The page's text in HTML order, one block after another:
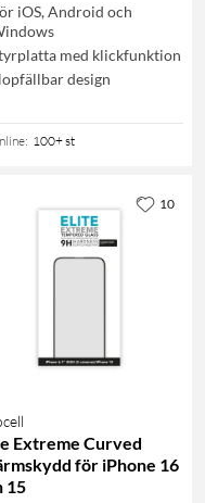
iOS, Android och
med klickfunktion
design
: 100+ st
Extreme Curved
för iPhone 16
15
10